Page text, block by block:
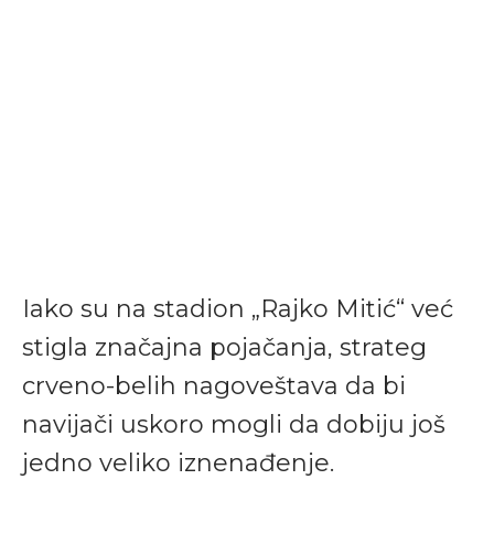
Iako su na stadion „Rajko Mitić“ već
stigla značajna pojačanja, strateg
crveno-belih nagoveštava da bi
navijači uskoro mogli da dobiju još
jedno veliko iznenađenje.